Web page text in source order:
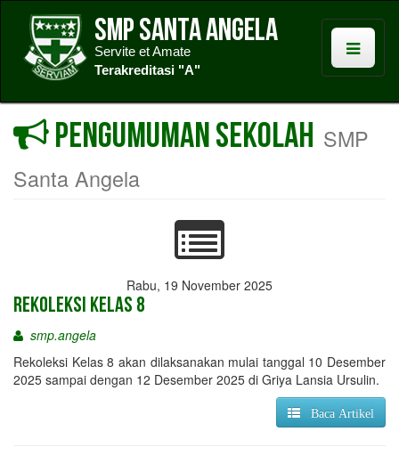
SMP Santa Angela
Servite et Amate
Terakreditasi "A"
Pengumuman Sekolah SMP
Santa Angela
Rabu, 19 November 2025
Rekoleksi Kelas 8
smp.angela
Rekoleksi Kelas 8 akan dilaksanakan mulai tanggal 10 Desember
2025 sampai dengan 12 Desember 2025 di Griya Lansia Ursulin.
Baca Artikel